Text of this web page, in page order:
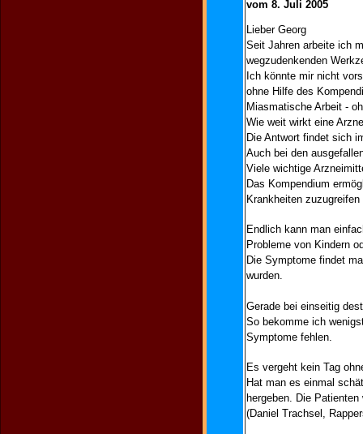
vom 8. Juli 2005
Lieber Georg
Seit Jahren arbeite ich
wegzudenkenden
Ich könnte mir nicht
ohne Hilfe des
Miasmatische Arbeit -
Wie weit wirkt eine
Die Antwort findet sich
Auch bei den
Viele wichtige
Das Kompendium
Krankheiten
Endlich kann man
Probleme von Kindern
Die Symptome findet
wurden.
Gerade bei einseitig
So bekomme ich
Symptome fehlen.
Es vergeht kein Tag
Hat man es einmal
hergeben. Die
(Daniel Trachsel,